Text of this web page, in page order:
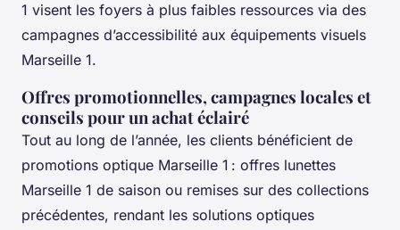
1 visent les foyers à plus faibles ressources via des
campagnes d’accessibilité aux équipements visuels
Marseille 1.
Offres promotionnelles, campagnes locales et
conseils pour un achat éclairé
Tout au long de l’année, les clients bénéficient de
promotions optique Marseille 1 : offres lunettes
Marseille 1 de saison ou remises sur des collections
précédentes, rendant les solutions optiques